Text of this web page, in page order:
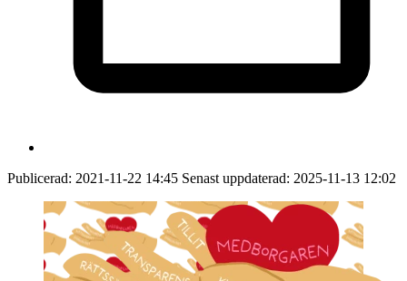
Publicerad: 2021-11-22 14:45 Senast uppdaterad: 2025-11-13 12:02